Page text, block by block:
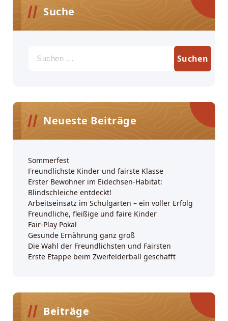
Suche
nach:
Neueste Beiträge
Sommerfest
Freundlichste Kinder und fairste Klasse
Erster Bewohner im Eidechsen-Habitat:
Blindschleiche entdeckt!
Arbeitseinsatz im Schulgarten – ein voller Erfolg
Freundliche, fleißige und faire Kinder
Fair-Play Pokal
Gesunde Ernährung ganz groß
Die Wahl der Freundlichsten und Fairsten
Erste Etappe beim Zweifelderball geschafft
Beiträge